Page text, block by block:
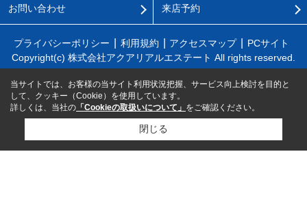
お問い合わせ 来店予約
プライバシーポリシー 利用規約 アクセスマップ
PCサイト
Copyright(c) 株式会社アクアリアルエステート All rights reserved.
当サイトでは、お客様の当サイト利用状況把握、サービス向上検討を目的と
して、クッキー（Cookie）を使用しています。
詳しくは、当社の 「Cookieの取扱いについて」 をご確認ください。
閉じる